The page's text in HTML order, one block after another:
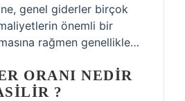
genel giderler birçok
önemli bir
rağmen genellikle…
ORANI NEDIR
?